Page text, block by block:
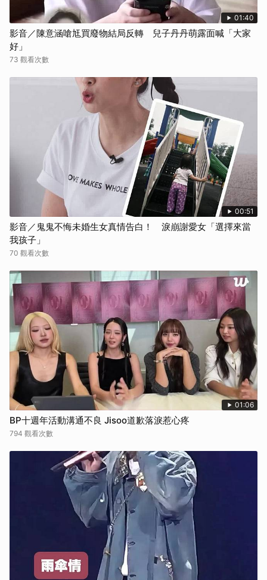
01:40
影音／陳意涵嗆尪買廢物結局反轉 兒子丹丹萌露面喊「大家
好」
73 觀看次數
00:51
影音／鬼鬼不悔未婚生女真情告白！ 淚崩謝愛女「選擇來當
我孩子」
70 觀看次數
01:06
BP十週年活動溝通不良 Jisoo道歉落淚惹心疼
794 觀看次數